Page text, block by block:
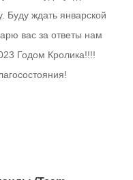
Буду ждать январской
вас за ответы нам
Годом Кролика!!!!